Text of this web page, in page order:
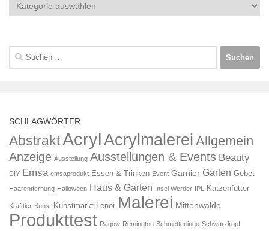
Kategorien
Suchen
nach:
SCHLAGWÖRTER
AbstraktAcryl Acrylmalerei Allgemein
Anzeige Ausstellung Ausstellungen & Events Beauty
DIY Emsa emsaprodukt Essen & Trinken Event Garnier Garten Gebet
Haarentfernung Halloween Haus & Garten Insel Werder IPL Katzenfutter
Krafttier Kunst Kunstmarkt Lenor Malerei Mittenwalde
Produkttest Ragow Remington Schmetterlinge Schwarzkopf